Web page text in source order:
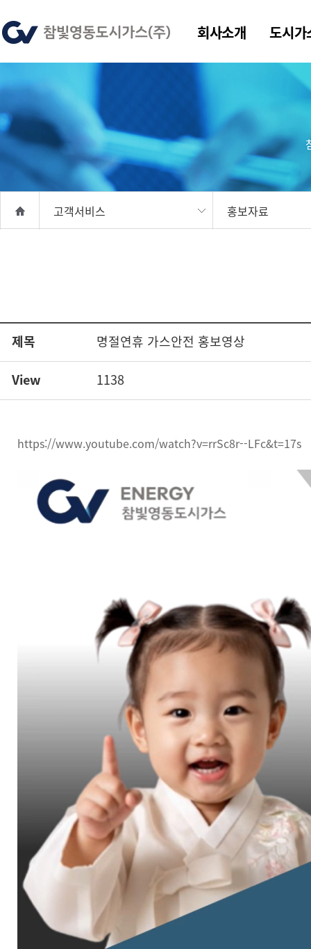
회사소개 도시가
고객서비스 홍보자료
제목 명절연휴 가스안전 홍보영상
View 1138
https://www.youtube.com/watch?v=rrSc8r--LFc&t=17s